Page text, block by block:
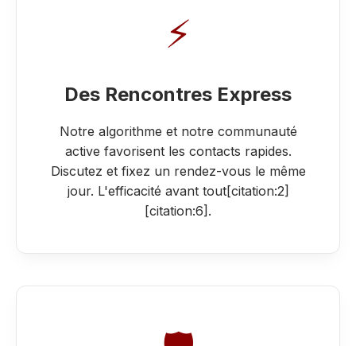
⚡
Des Rencontres Express
Notre algorithme et notre communauté
active favorisent les contacts rapides.
Discutez et fixez un rendez-vous le même
jour. L'efficacité avant tout[citation:2]
[citation:6].